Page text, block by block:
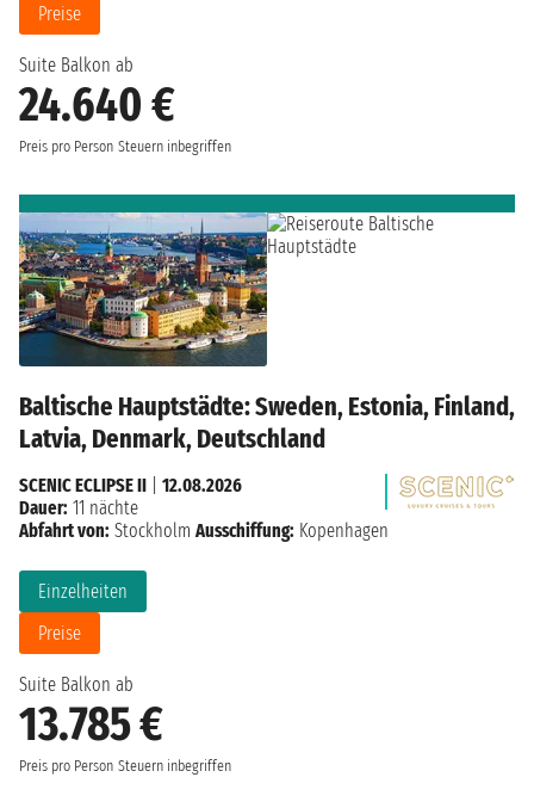
Suite Balkon ab
24.640 €
Preis pro Person Steuern inbegriffen
Preise
Baltische Hauptstädte: Sweden, Estonia, Finland,
Latvia, Denmark, Deutschland
Suite Balkon ab
13.785 €
Preis pro Person Steuern inbegriffen
Einzelheiten
Preise
SCENIC ECLIPSE II
12.08.2026
Dauer: 11 nächte
Abfahrt von: Stockholm Ausschiffung: Kopenhagen